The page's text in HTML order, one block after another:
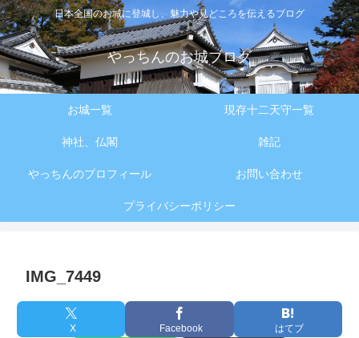
日本全国のお城に登城し、魅力や見どころを伝えるブログ
やっちんのお城ブログ
お城一覧 現存十二天守一覧
神社、仏閣 雑記
やっちんのプロフィール お問い合わせ
プライバシーポリシー
IMG_7449
X Facebook はてブ